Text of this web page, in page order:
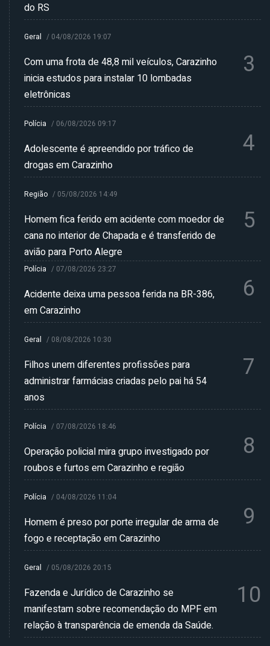
do RS
Geral / 04/08/2026 19:07
Com uma frota de 48,8 mil veículos, Carazinho
inicia estudos para instalar 10 lombadas
eletrônicas
3
Polícia / 06/08/2026 09:17
Adolescente é apreendido por tráfico de
drogas em Carazinho
4
Região / 05/08/2026 14:49
Homem fica ferido em acidente com moedor de
cana no interior de Chapada e é transferido de
avião para Porto Alegre
5
Polícia / 07/08/2026 23:27
Acidente deixa uma pessoa ferida na BR-386,
em Carazinho
6
Geral / 08/08/2026 10:30
Filhos unem diferentes profissões para
administrar farmácias criadas pelo pai há 54
anos
7
Polícia / 07/08/2026 18:46
Operação policial mira grupo investigado por
roubos e furtos em Carazinho e região
8
Polícia / 04/08/2026 11:04
Homem é preso por porte irregular de arma de
fogo e receptação em Carazinho
9
Geral / 05/08/2026 20:15
Fazenda e Jurídico de Carazinho se
manifestam sobre recomendação do MPF em
relação à transparência de emenda da Saúde.
10